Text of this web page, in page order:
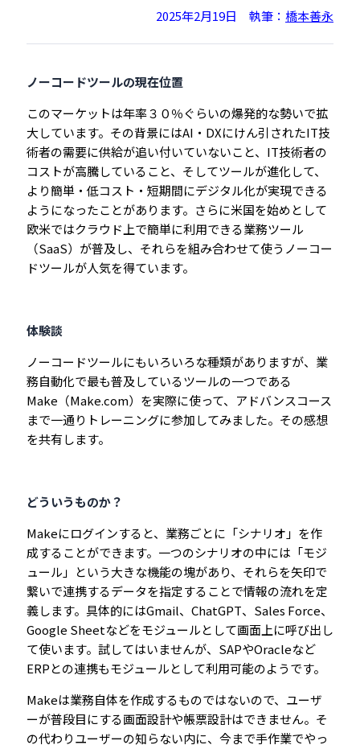
2025年2月19日 執筆： 橋本善永
ノーコードツールの現在位置
このマーケットは年率３０％ぐらいの爆発的な勢いで拡
大しています。その背景にはAI・DXにけん引されたIT技
術者の需要に供給が追い付いていないこと、IT技術者の
コストが高騰していること、そしてツールが進化して、
より簡単・低コスト・短期間にデジタル化が実現できる
ようになったことがあります。さらに米国を始めとして
欧米ではクラウド上で簡単に利用できる業務ツール
（SaaS）が普及し、それらを組み合わせて使うノーコー
ドツールが人気を得ています。
体験談
ノーコードツールにもいろいろな種類がありますが、業
務自動化で最も普及しているツールの一つである
Make（Make.com）を実際に使って、アドバンスコース
まで一通りトレーニングに参加してみました。その感想
を共有します。
どういうものか？
Makeにログインすると、業務ごとに「シナリオ」を作
成することができます。一つのシナリオの中には「モジ
ュール」という大きな機能の塊があり、それらを矢印で
繋いで連携するデータを指定することで情報の流れを定
義します。具体的にはGmail、ChatGPT、Sales Force、
Google Sheetなどをモジュールとして画面上に呼び出し
て使います。試してはいませんが、SAPやOracleなど
ERPとの連携もモジュールとして利用可能のようです。
Makeは業務自体を作成するものではないので、ユーザ
ーが普段目にする画面設計や帳票設計はできません。そ
の代わりユーザーの知らない内に、今まで手作業でやっ